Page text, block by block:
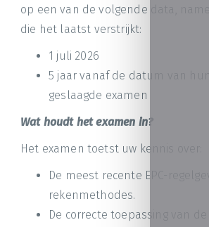
op een van de volgende data,
die het laatst verstrijkt:
1 juli 2026
5 jaar vanaf de datum van
geslaagde examen
Wat houdt het examen in?
Het examen toetst uw kennis over:
De meest recente EPC-
rekenmethodes.
De correcte toepassing van de